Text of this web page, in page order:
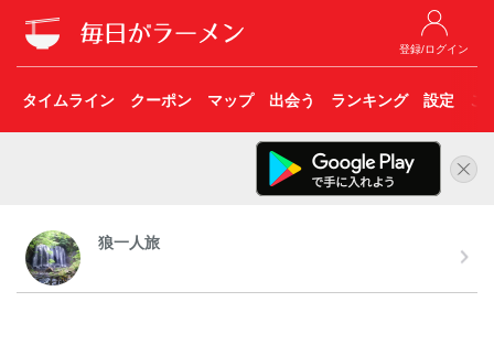
登録/ログイン
タイムライン クーポン マップ 出会う ランキング 設定 こ
狼一人旅